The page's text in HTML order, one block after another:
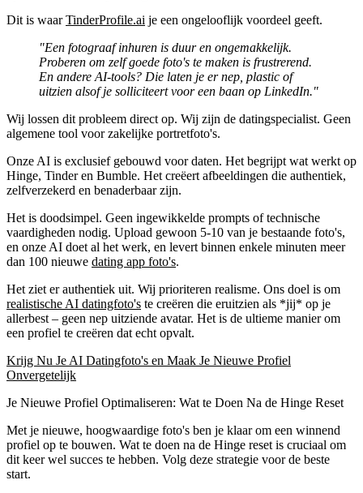
Dit is waarTinderProfile.ai je een ongelooflijk voordeel geeft.
"Een fotograaf inhuren is duur en ongemakkelijk.
Proberen om zelf goede foto's te maken is frustrerend.
En andere AI-tools? Die laten je er nep, plastic of
uitzien alsof je solliciteert voor een baan op LinkedIn."
Wij lossen dit probleem direct op. Wij zijn de datingspecialist. Geen
algemene tool voor zakelijke portretfoto's.
Onze AI is exclusief gebouwd voor daten. Het begrijpt wat werkt op
Hinge, Tinder en Bumble. Het creëert afbeeldingen die authentiek,
zelfverzekerd en benaderbaar zijn.
Het is doodsimpel. Geen ingewikkelde prompts of technische
vaardigheden nodig. Upload gewoon 5-10 van je bestaande foto's,
en onze AI doet al het werk, en levert binnen enkele minuten meer
dan 100 nieuwe dating app foto's.
Het ziet er authentiek uit. Wij prioriteren realisme. Ons doel is om
realistische AI datingfoto's te creëren die eruitzien als *jij* op je
allerbest – geen nep uitziende avatar. Het is de ultieme manier om
een profiel te creëren dat echt opvalt.
Krijg Nu Je AI Datingfoto's en Maak Je Nieuwe Profiel
Onvergetelijk
Je Nieuwe Profiel Optimaliseren: Wat te Doen Na de Hinge Reset
Met je nieuwe, hoogwaardige foto's ben je klaar om een winnend
profiel op te bouwen. Wat te doen na de Hinge reset is cruciaal om
dit keer wel succes te hebben. Volg deze strategie voor de beste
start.